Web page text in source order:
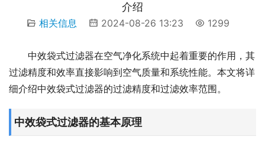
介绍
相关信息 2024-08-26 13:23 1299
中效袋式过滤器在空气净化系统中起着重要的作用，其
过滤精度和效率直接影响到空气质量和系统性能。本文将详
细介绍中效袋式过滤器的过滤精度和过滤效率范围。
中效袋式过滤器的基本原理